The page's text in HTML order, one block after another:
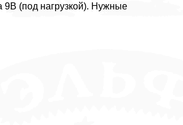
9В (под нагрузкой). Нужные